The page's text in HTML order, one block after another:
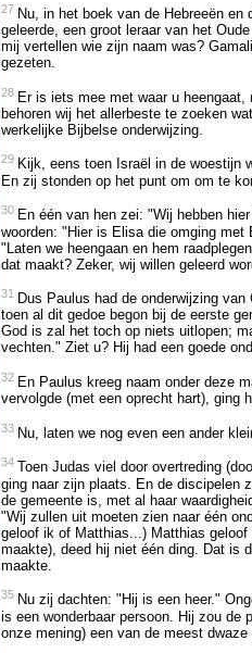
27 Nu, in het boek van de Hebreeën
geleerde, een groot leraar van het
mij vertellen wie zijn naam was?
gezeten.
28 Er is iets mee met waar u
behoren wij het allerbeste te zoeken
werkelijke Bijbelse onderwijzing.
29 Kijk, eens toen Israël in de woestijn
En zij stonden op het punt om om te
30 En één van hen zei: "Wij hebben
woorden: "Hier is Elisa die omging
"Laten we heengaan en hem
dat maakt? Zeker, wij willen geleerd
31 Dus Paulus had de onderwijzing
toen al dit gedoe begon bij de eerste
God is zal het toch op niets uitlopen;
vechten." Ziet u? Hij had een goede
32 En Paulus kreeg naam onder deze
vervolgde (met een oprecht hart), ging
33 Nu, laten we nog even een ander
34
Toen Judas viel door overtreding
ging naar zijn plaats. En de discipelen
de gemeente is, met al haar
"Wij zullen uit moeten zien naar één
geloof ik of Matthias...) Matthias
maakte), deed hij niet één ding. Dat is
maakte.
35 Nu zij dachten: "Hij is een heer."
is een wonderbaar persoon. Hij zou
onze mening) een van de meest dwaze